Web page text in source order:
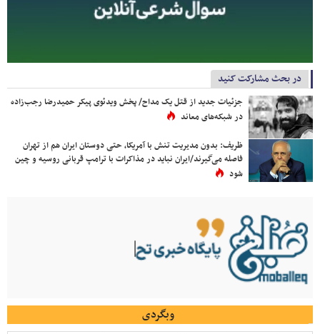
در بحث مشارکت کنید
جزئیات جدید از قتل یک مداح/ پخش ویدئوی پیکر حمیدرضا رجب‌زاده
در شبکه‌های معاند
ظریف: بدون مدیریت تنش با آمریکا، حتی دوستان ایران هم از تهران
فاصله می‌گیرند/ایران نباید در مذاکرات با ترامپ قربانی روسیه و چین
شود
وبگردی